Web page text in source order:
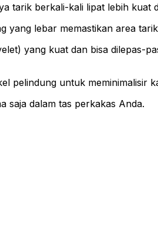
tarik berkali-kali lipat lebih kuat
yang lebar memastikan area
yang kuat dan bisa dilepas-
pelindung untuk meminimalisir
saja dalam tas perkakas Anda.